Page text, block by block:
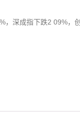
，深成指下跌2 09%，创